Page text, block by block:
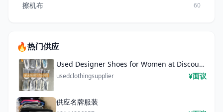
擦机布 60
🔥热门供应
Used Designer Shoes for Women at Discounted Prices Wholesale Used Shoes Suppliers Washed Shoes
usedclothingsupplier ¥面议
供应名牌服装